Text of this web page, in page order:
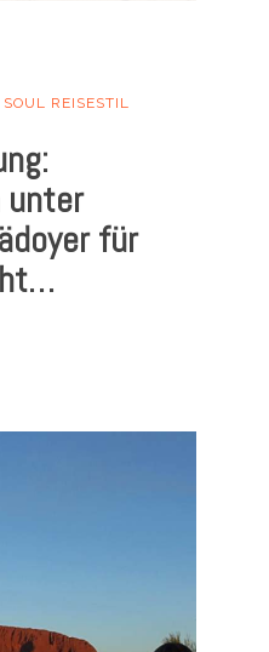
REISESTIL
unter
für